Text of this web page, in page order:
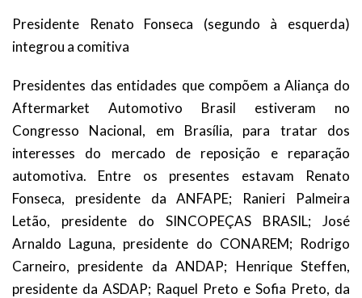
Presidente Renato Fonseca (segundo à esquerda)
integrou a comitiva
Presidentes das entidades que compõem a Aliança do
Aftermarket Automotivo Brasil estiveram no
Congresso Nacional, em Brasília, para tratar dos
interesses do mercado de reposição e reparação
automotiva. Entre os presentes estavam Renato
Fonseca, presidente da ANFAPE; Ranieri Palmeira
Letão, presidente do SINCOPEÇAS BRASIL; José
Arnaldo Laguna, presidente do CONAREM; Rodrigo
Carneiro, presidente da ANDAP; Henrique Steffen,
presidente da ASDAP; Raquel Preto e Sofia Preto, da